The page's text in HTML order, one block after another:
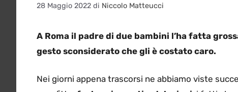
28 Maggio 2022 di Niccolo Matteucci
A Roma il padre di due bambini l’ha fatta
gesto sconsiderato che gli è costato caro.
Nei giorni appena trascorsi ne abbiamo viste